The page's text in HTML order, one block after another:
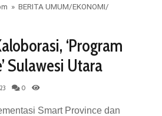
» BERITA UMUM/EKONOMI/
‘Program
Sulawesi Utara
0
Smart Province dan